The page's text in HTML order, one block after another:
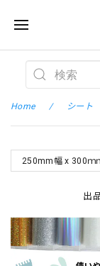
Home シート
250mm幅 x 300
出